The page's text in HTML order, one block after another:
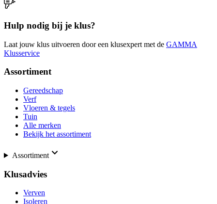
Hulp nodig bij je klus?
Laat jouw klus uitvoeren door een klusexpert met de GAMMA
Klusservice
Assortiment
Gereedschap
Verf
Vloeren & tegels
Tuin
Alle merken
Bekijk het assortiment
Assortiment
Klusadvies
Verven
Isoleren